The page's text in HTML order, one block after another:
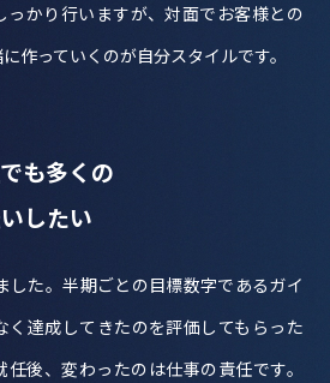
っかり行いますが、対面でお客様との
作っていくのが自分スタイルです。
も多くの
したい
した。半期ごとの目標数字であるガイ
く達成してきたのを評価してもらった
後、変わったのは仕事の責任です。